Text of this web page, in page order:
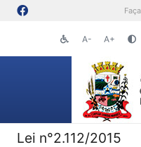
A- A+
Lei n°2.112/2015